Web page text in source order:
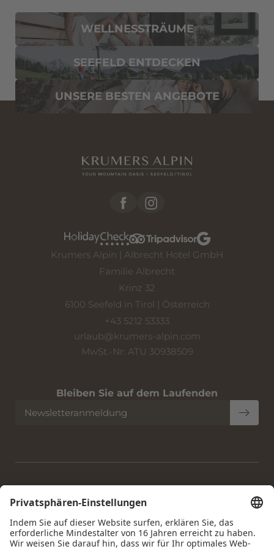
WELLNESSTRÄUME
SEEFELD ENTDECKEN
UNSERE BESTEN ANGEBOTE
Krumers Alpin | Albrecht Hotel GmbH
Familie Albrecht
Krinz 32
6100 Seefeld in Tirol | Österreich
+43 5212 53333
urlaub@krumers-alpin.com
MwSt.-Nr: ATU 30938509
Bleiben Sie auf dem Laufenden
Newsletteranmeldung
Home|Impressum|Datenschutz
Alpin | Albrecht Hotel GmbH
Interessante Seiten:
Hotel Seefeld Tirol| Seefeld übernachten| Restaurant
Einwilligung Marketing*
Anfragen